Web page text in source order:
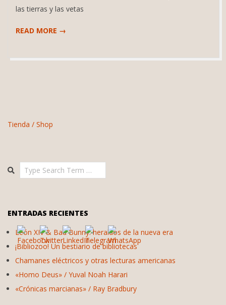
las tierras y las vetas
READ MORE →
Tienda / Shop
Search
ENTRADAS RECIENTES
León XIV & Bad Bunny: heraldos de la nueva era
¡Bibliozoo! Un bestiario de bibliotecas
Chamanes eléctricos y otras lecturas americanas
«Homo Deus» / Yuval Noah Harari
«Crónicas marcianas» / Ray Bradbury